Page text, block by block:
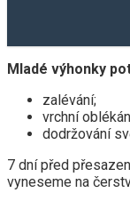
Mladé výhonky
zalévání;
vrchní
dodržování
7 dní před
vyneseme na